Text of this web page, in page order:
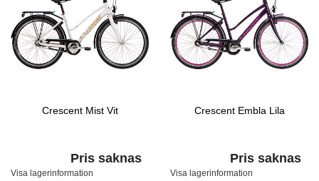
Crescent Mist Vit
Pris saknas
Visa lagerinformation
Crescent Embla Lila
Pris saknas
Visa lagerinformation